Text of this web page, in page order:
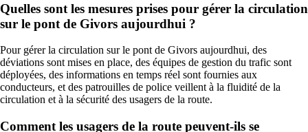
Quelles sont les mesures prises pour gérer la circulation
sur le pont de Givors aujourdhui ?
Pour gérer la circulation sur le pont de Givors aujourdhui, des
déviations sont mises en place, des équipes de gestion du trafic sont
déployées, des informations en temps réel sont fournies aux
conducteurs, et des patrouilles de police veillent à la fluidité de la
circulation et à la sécurité des usagers de la route.
Comment les usagers de la route peuvent-ils se